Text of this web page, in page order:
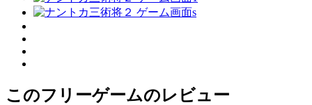
このフリーゲームのレビュー